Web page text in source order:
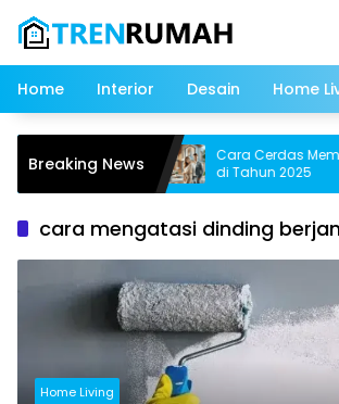
konten
Home
Interior Desain Home
Breaking News
Terbaik untuk
Cara Cerdas
di Tahun 2025
cara mengatasi dinding
Home Living